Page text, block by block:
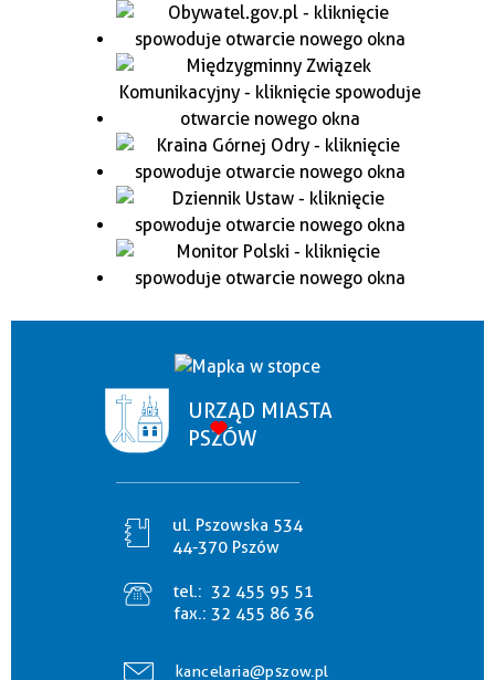
URZĄD MIASTA
PSZÓW
ul. Pszowska 534
44-370 Pszów
tel.: 32 455 95 51
fax.: 32 455 86 36
kancelaria@pszow.pl